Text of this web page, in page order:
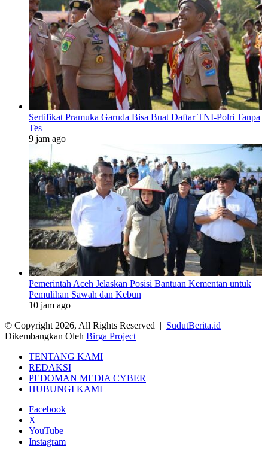
Sertifikat Pramuka Garuda Bisa Buat Daftar TNI-Polri Tanpa
Tes
9 jam ago
Pemerintah Aceh Jelaskan Posisi Bantuan Kementan untuk
Pemulihan Sawah dan Kebun
10 jam ago
© Copyright 2026, All Rights Reserved | SudutBerita.id |
Dikembangkan Oleh Birga Project
TENTANG KAMI
REDAKSI
PEDOMAN MEDIA CYBER
HUBUNGI KAMI
Facebook
X
YouTube
Instagram